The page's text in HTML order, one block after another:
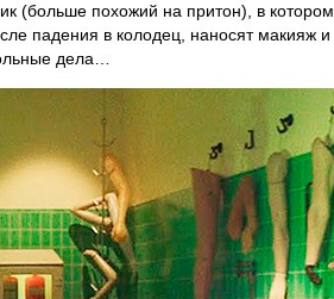
(больше похожий на притон), в котором
падения в колодец, наносят макияж и
дела…